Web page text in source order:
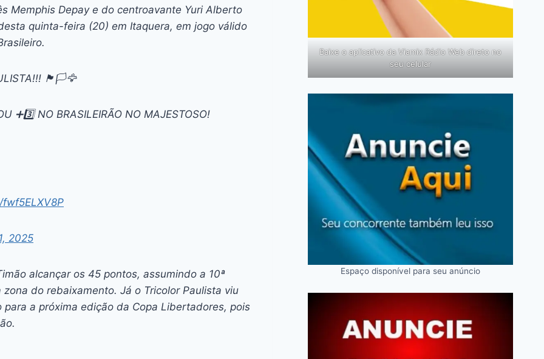
p
y
Li
k
Memphis Depay e do centroavante Yuri Alberto
quinta-feira (20) em Itaquera, em jogo válido
🏴🏳️🦅
➕3️⃣ NO BRASILEIRÃO NO MAJESTOSO!
2025
alcançar os 45 pontos, assumindo a 10ª
do rebaixamento. Já o Tricolor Paulista viu
a próxima edição da Copa Libertadores, pois
Baixe o aplicativo da Viamix Rádio Web direto no
seu celular
Espaço disponível para seu anúncio